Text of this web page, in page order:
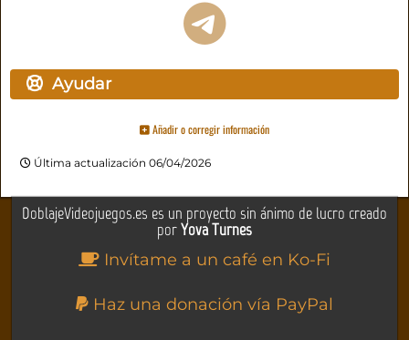
Ayudar
Añadir o corregir información
Última actualización 06/04/2026
DoblajeVideojuegos.es es un proyecto sin ánimo de lucro creado
porYova Turnes
Invítame a un café en Ko-Fi
Haz una donación vía PayPal